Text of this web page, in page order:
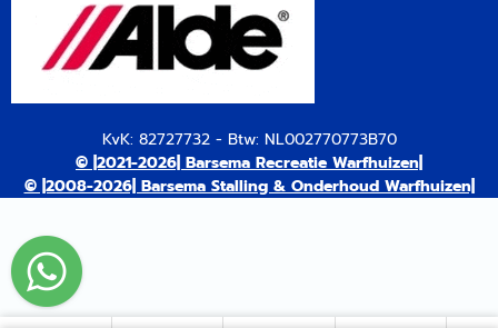
KvK: 82727732 - Btw: NL002770773B70
© |2021-2026| Barsema Recreatie Warfhuizen|
© |2008-2026| Barsema Stalling & Onderhoud Warfhuizen|